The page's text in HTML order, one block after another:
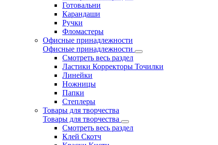
Готовальни
Карандаши
Ручки
Фломастеры
Офисные принадлежности
Офисные принадлежности
Смотреть весь раздел
Ластики Корректоры Точилки
Линейки
Ножницы
Папки
Степлеры
Товары для творчества
Товары для творчества
Смотреть весь раздел
Клей Скотч